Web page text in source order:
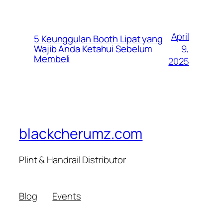
5 Keunggulan Booth Lipat yang
Wajib Anda Ketahui Sebelum
Membeli
April
9,
2025
blackcherumz.com
Plint & Handrail Distributor
Blog
Events